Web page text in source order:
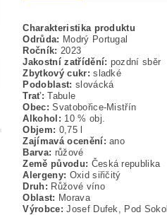
Charakteristika produktu
Odrůda: Modrý Portugal
Ročník: 2023
Jakostní zatřídění: pozdní sběr
Zbytkový cukr: sladké
Podoblast: slovácká
Trať: Tabule
Obec: Svatobořice-Mistřín
Alkohol: 10 % obj.
Objem: 0,75 l
Zajímavá ocenění: ano
Barva: růžové
Země původu: Česká republika
Alergeny: Oxid siřičitý
Druh: Růžové víno
Oblast: Morava
Výrobce: Josef Dufek, Pod